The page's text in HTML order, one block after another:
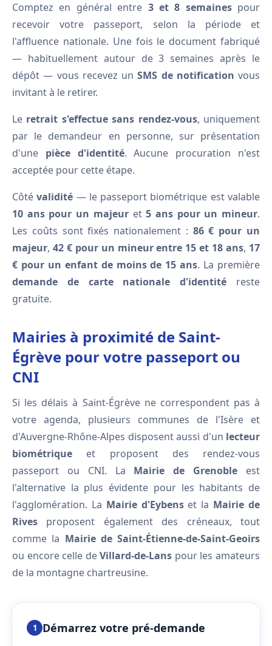
Comptez en général entre 3 et 8 semainespour
recevoir votre passeport, selon la période et
l'affluence nationale. Une fois le document fabriqué
— habituellement autour de 3 semaines après le
dépôt — vous recevez unSMS de notification vous
invitant à le retirer.
Le retrait s'effectue sans rendez-vous, uniquement
par le demandeur en personne, sur présentation
d'une pièce d'identité. Aucune procuration n'est
acceptée pour cette étape.
Côtévalidité — le passeport biométrique est valable
10 ans pour un majeuret5 ans pour un mineur.
Les coûts sont fixés nationalement : 86 € pour un
majeur, 42 € pour un mineur entre 15 et 18 ans, 17
€ pour un enfant de moins de 15 ans. La première
demande de carte nationale d'identité reste
gratuite.
Mairies à proximité de Saint-
Égrève pour votre passeport ou
CNI
Si les délais à Saint-Égrève ne correspondent pas à
votre agenda, plusieurs communes de l'Isère et
d'Auvergne-Rhône-Alpes disposent aussi d'un lecteur
biométrique et proposent des rendez-vous
passeport ou CNI. La Mairie de Grenoble est
l'alternative la plus évidente pour les habitants de
l'agglomération. La Mairie d'Eybenset la Mairie de
Rives proposent également des créneaux, tout
comme la Mairie de Saint-Étienne-de-Saint-Geoirs
ou encore celle deVillard-de-Lans pour les amateurs
de la montagne chartreusine.
1 Démarrez votre pré-demande